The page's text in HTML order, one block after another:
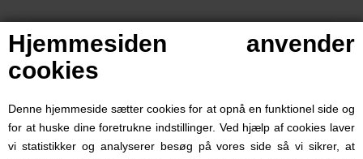
Hjemmesiden anvender
cookies
Denne hjemmeside sætter cookies for at opnå en funktionel side og
for at huske dine foretrukne indstillinger. Ved hjælp af cookies laver
vi statistikker og analyserer besøg på vores side så vi sikrer, at